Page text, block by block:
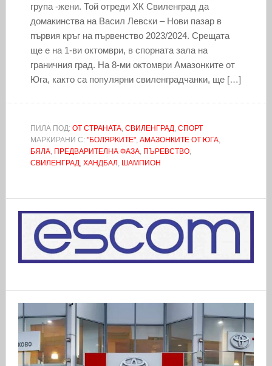
група -жени. Той отреди ХК Свиленград да
домакинства на Васил Левски – Нови пазар в
първия кръг на първенство 2023/2024. Срещата
ще е на 1-ви октомври, в спорната зала на
граничния град. На 8-ми октомври Амазонките от
Юга, както са популярни свиленградчанки, ще […]
ПИЛА ПОД: ОТ СТРАНАТА, СВИЛЕНГРАД, СПОРТ
МАРКИРАНИ С: "БОЛЯРКИТЕ", АМАЗОНКИТЕ ОТ ЮГА,
БЯЛА, ПРЕДВАРИТЕЛНА ФАЗА, ПЪРЕВСТВО,
СВИЛЕНГРАД, ХАНДБАЛ , ШАМПИОН